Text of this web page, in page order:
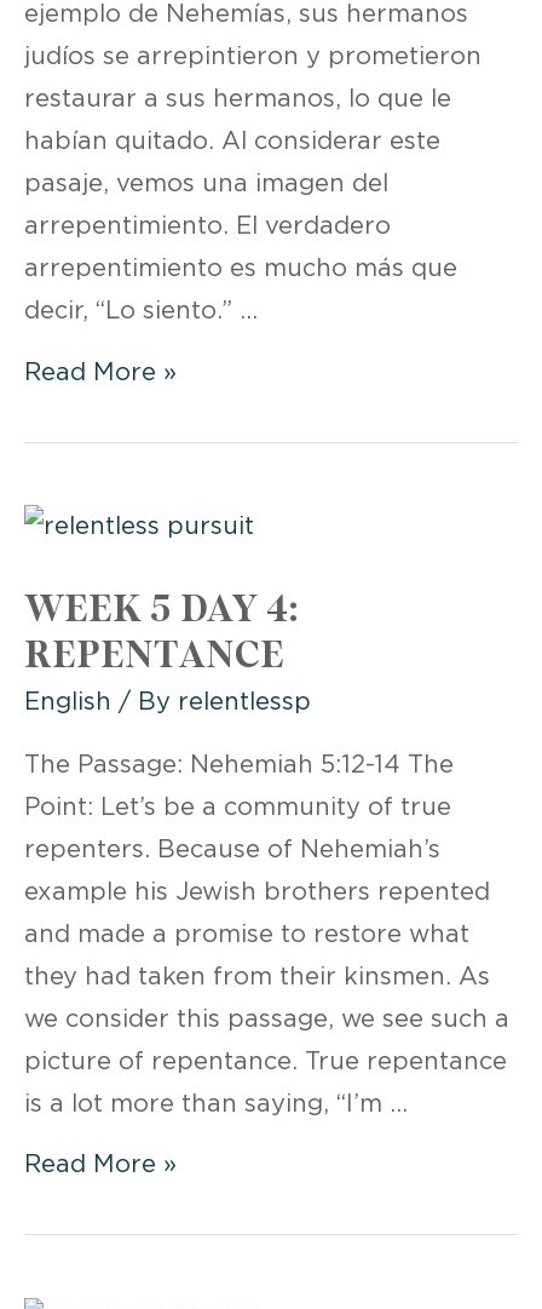
ejemplo de Nehemías, sus hermanos
judíos se arrepintieron y prometieron
restaurar a sus hermanos, lo que le
habían quitado. Al considerar este
pasaje, vemos una imagen del
arrepentimiento. El verdadero
arrepentimiento es mucho más que
decir, “Lo siento.” …
DEVOCIONAL
5
DÍA
Read More »
WEEK 5 DAY 4:
REPENTANCE
English / By relentlessp
The Passage: Nehemiah 5:12-14 The
Point: Let’s be a community of true
repenters. Because of Nehemiah’s
example his Jewish brothers repented
and made a promise to restore what
they had taken from their kinsmen. As
we consider this passage, we see such a
picture of repentance. True repentance
is a lot more than saying, “I’m …
WEEK
Read More »